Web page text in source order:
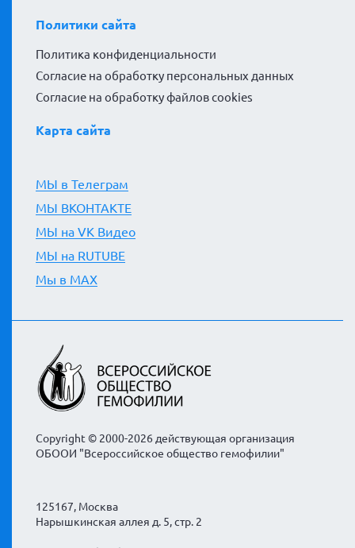
Политики сайта
Политика конфиденциальности
Согласие на обработку персональных данных
Согласие на обработку файлов cookies
Карта сайта
МЫ в Телеграм
МЫ ВКОНТАКТЕ
МЫ на VK Видео
МЫ на RUTUBE
Мы в MAX
Copyright © 2000-2026 действующая организация
ОБООИ "Всероссийское общество гемофилии"
125167, Москва
Нарышкинская аллея д. 5, стр. 2